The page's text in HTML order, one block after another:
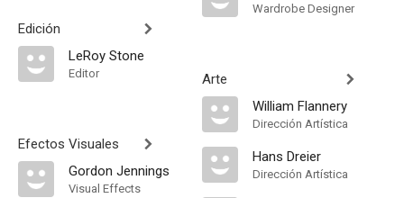
Edición
LeRoy Stone
Editor
Efectos Visuales
Gordon Jennings
Visual Effects
Wardrobe Designer
Arte
William Flannery
Dirección Artística
Hans Dreier
Dirección Artística